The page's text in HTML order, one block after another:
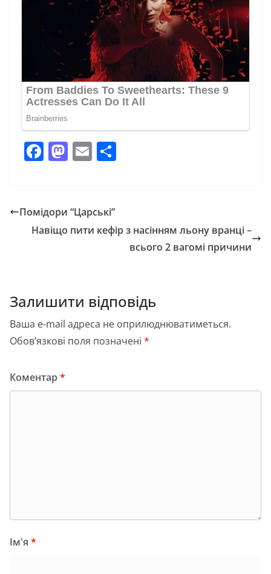
F
e
b
M
o
d
E
l
и
я
Помідори “Царські”
Навіщо пити кефір з насінням льону вранці –
всього 2 вагомі причини
Залишити відповідь
Ваша e-mail адреса не оприлюднюватиметься.
Обов’язкові поля позначені *
Коментар*
Ім'я *